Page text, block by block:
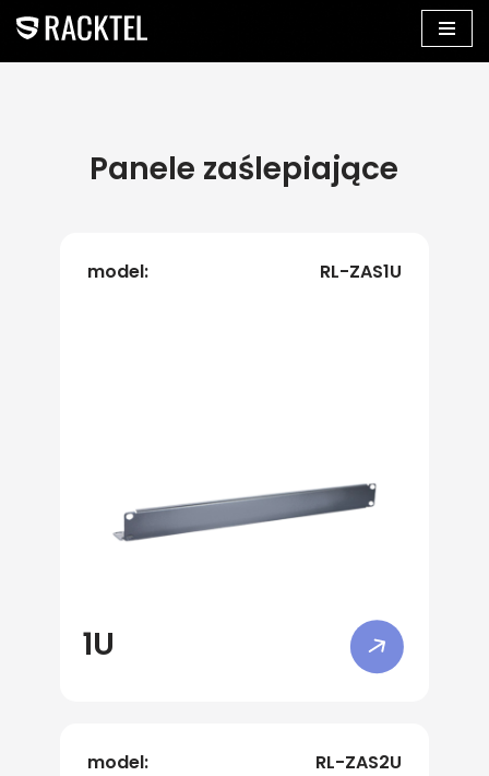
Przejdź
Panele zaślepiające
model: RL-ZAS1U
1U
model: RL-ZAS2U